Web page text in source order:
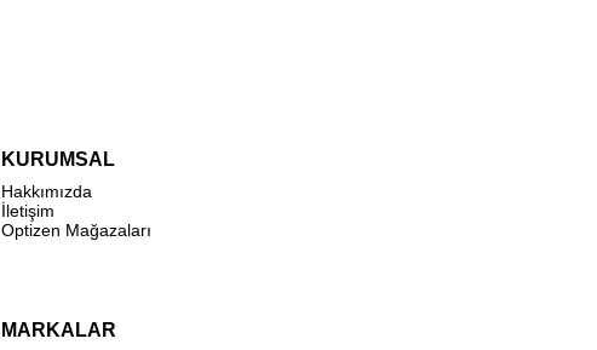
KURUMSAL
Hakkımızda
İletişim
Optizen Mağazaları
MARKALAR